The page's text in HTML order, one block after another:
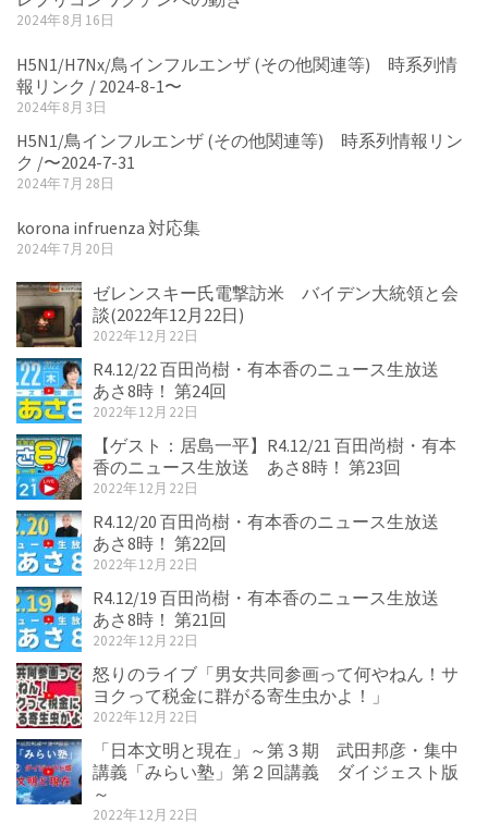
2024年8月16日
H5N1/H7Nx/鳥インフルエンザ (その他関連等) 時系列情
報リンク / 2024-8-1〜
2024年8月3日
H5N1/鳥インフルエンザ (その他関連等) 時系列情報リン
ク /〜2024-7-31
2024年7月28日
korona infruenza 対応集
2024年7月20日
ゼレンスキー氏電撃訪米 バイデン大統領と会
談(2022年12月22日)
2022年12月22日
R4.12/22 百田尚樹・有本香のニュース生放送
あさ8時！ 第24回
2022年12月22日
【ゲスト：居島一平】R4.12/21 百田尚樹・有本
香のニュース生放送 あさ8時！ 第23回
2022年12月22日
R4.12/20 百田尚樹・有本香のニュース生放送
あさ8時！ 第22回
2022年12月22日
R4.12/19 百田尚樹・有本香のニュース生放送
あさ8時！ 第21回
2022年12月22日
怒りのライブ「男女共同参画って何やねん！サ
ヨクって税金に群がる寄生虫かよ！」
2022年12月22日
「日本文明と現在」～第３期 武田邦彦・集中
講義「みらい塾」第２回講義 ダイジェスト版
～
2022年12月22日